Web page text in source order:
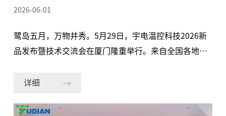
2026-06-01
鹭岛五月，万物并秀。5月29日，宇电温控科技2026新
品发布暨技术交流会在厦门隆重举行。来自全国各地的
温控领域的最新成果，共探智能制造未来蓝图。发布会
1991年成立以来35年的坚守与突破。周董指出，宇电始
详细